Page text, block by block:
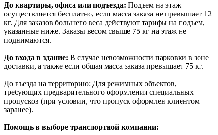
До квартиры, офиса или подъезда: Подъем на этаж
осуществляется бесплатно, если масса заказа не превышает 12
кг. Для заказов большего веса действуют тарифы на подъем,
указанные ниже. Заказы весом свыше 75 кг на этаж не
поднимаются.
До входа в здание: В случае невозможности парковки в зоне
доставки, а также если общая масса заказа превышает 75 кг.
До въезда на территорию: Для режимных объектов,
требующих предварительного оформления специальных
пропусков (при условии, что пропуск оформлен клиентом
заранее).
Помощь в выборе транспортной компании: